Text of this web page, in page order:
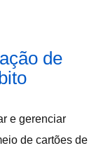
de
e gerenciar
de cartões de